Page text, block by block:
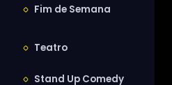
Fim de Semana
Teatro
Stand Up Comedy